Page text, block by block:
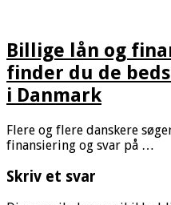
Billige lån og
finder du de
i Danmark
Flere og flere danskere
finansiering og svar på …
Skriv et svar